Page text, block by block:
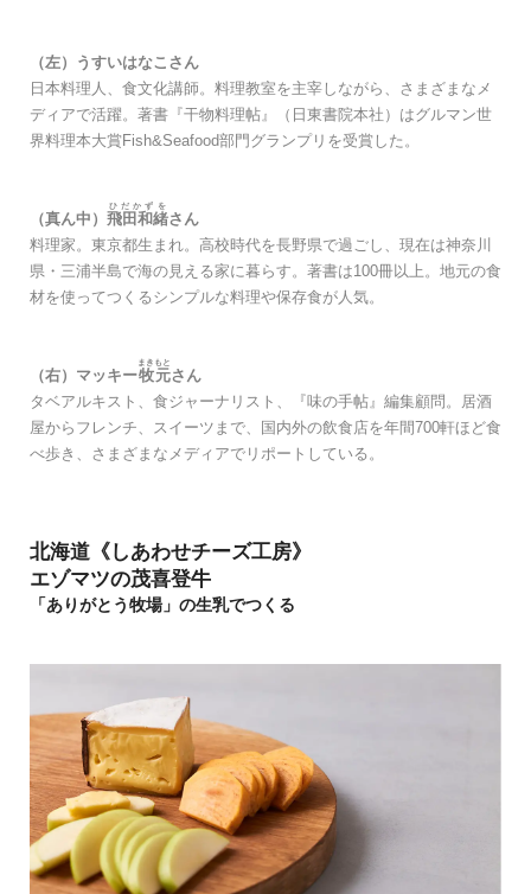
（左）うすいはなこさん
日本料理人、食文化講師。料理教室を主宰しながら、さまざまなメ
ディアで活躍。著書『干物料理帖』（日東書院本社）はグルマン世
界料理本大賞Fish&Seafood部門グランプリを受賞した。
（真ん中） 飛田和緒
ひだかずを
さん
料理家。東京都生まれ。高校時代を長野県で過ごし、現在は神奈川
県・三浦半島で海の見える家に暮らす。著書は100冊以上。地元の食
材を使ってつくるシンプルな料理や保存食が人気。
（右）マッキー牧元
まきもと
さん
タベアルキスト、食ジャーナリスト、『味の手帖』編集顧問。居酒
屋からフレンチ、スイーツまで、国内外の飲食店を年間700軒ほど食
べ歩き、さまざまなメディアでリポートしている。
北海道《しあわせチーズ工房》
エゾマツの茂喜登牛
「ありがとう牧場」の生乳でつくる